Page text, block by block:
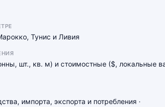
Тунис и Ливия
шт., кв. м) и стоимостные ($, локальные
импорта, экспорта и потребления ·